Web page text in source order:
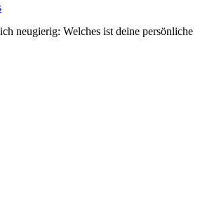
neugierig: Welches ist deine persönliche